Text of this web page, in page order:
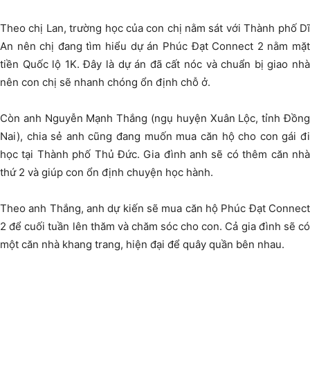
Theo chị Lan, trường học của con chị nằm sát với Thành phố Dĩ
An nên chị đang tìm hiểu dự án Phúc Đạt Connect 2 nằm mặt
tiền Quốc lộ 1K. Đây là dự án đã cất nóc và chuẩn bị giao nhà
nên con chị sẽ nhanh chóng ổn định chỗ ở.
Còn anh Nguyễn Mạnh Thắng (ngụ huyện Xuân Lộc, tỉnh Đồng
Nai), chia sẻ anh cũng đang muốn mua căn hộ cho con gái đi
học tại Thành phố Thủ Đức. Gia đình anh sẽ có thêm căn nhà
thứ 2 và giúp con ổn định chuyện học hành.
Theo anh Thắng, anh dự kiến sẽ mua căn hộ Phúc Đạt Connect
2 để cuối tuần lên thăm và chăm sóc cho con. Cả gia đình sẽ có
một căn nhà khang trang, hiện đại để quây quần bên nhau.